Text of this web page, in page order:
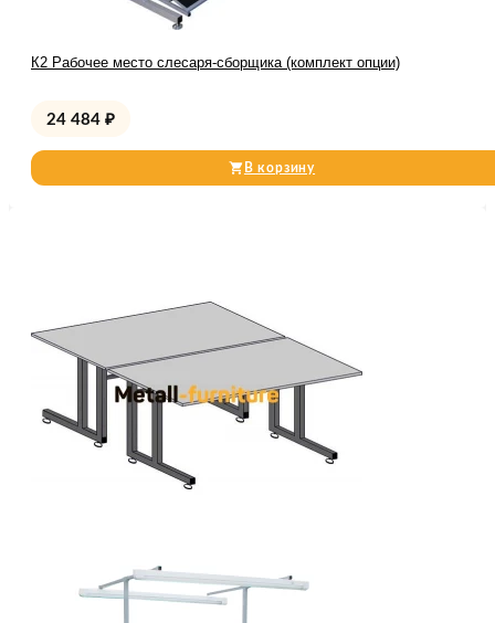
К2 Рабочее место слесаря-сборщика (комплект опции)
24 484 ₽
В корзину